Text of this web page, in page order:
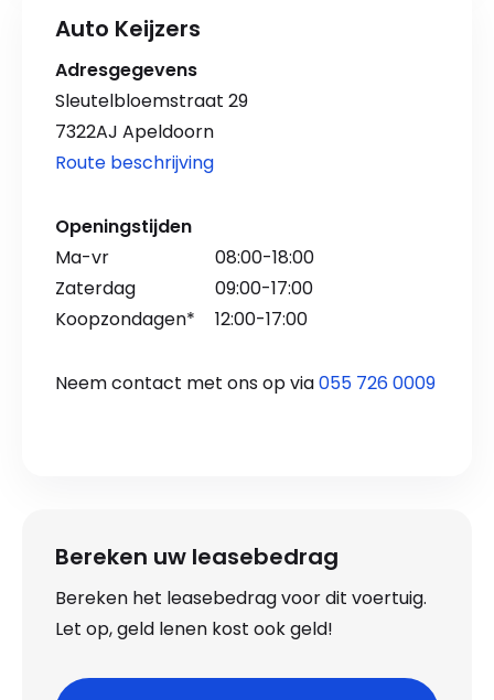
Auto Keijzers
Adresgegevens
Sleutelbloemstraat 29
7322AJ Apeldoorn
Route beschrijving
Openingstijden
Ma-vr
08:00-18:00
Zaterdag
09:00-17:00
Koopzondagen*
12:00-17:00
Neem contact met ons op via055 726 0009
Bereken uw leasebedrag
Bereken het leasebedrag voor dit voertuig.
Let op, geld lenen kost ook geld!